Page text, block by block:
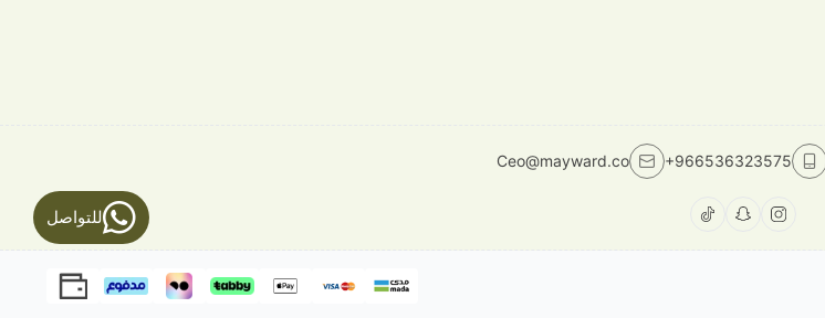
+966536323575
Ceo@mayward.co
للتواصل